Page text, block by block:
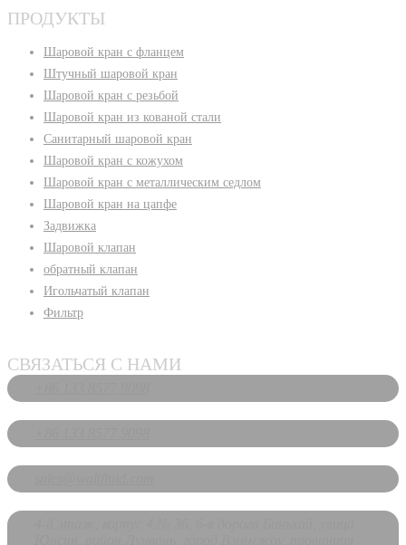
ПРОДУКТЫ
Шаровой кран с фланцем
Штучный шаровой кран
Шаровой кран с резьбой
Шаровой кран из кованой стали
Санитарный шаровой кран
Шаровой кран с кожухом
Шаровой кран с металлическим седлом
Шаровой кран на цапфе
Задвижка
Шаровой клапан
обратный клапан
Игольчатый клапан
Фильтр
СВЯЗАТЬСЯ С НАМИ